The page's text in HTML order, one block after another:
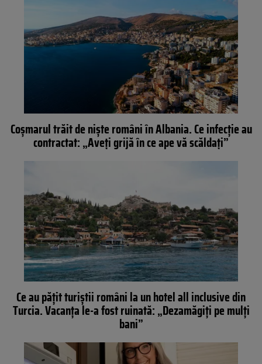
Coșmarul trăit de niște români în Albania. Ce infecție au
contractat: „Aveți grijă în ce ape vă scăldați”
Ce au pățit turiștii români la un hotel all inclusive din
Turcia. Vacanța le-a fost ruinată: „Dezamăgiți pe mulți
bani”